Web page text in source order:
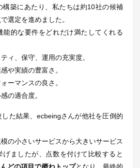
構築にあたり、私たちは約10社の候補
選定を進めました。
能的な要件をどれだけ満たしてくれる
ティ、保守、運用の充実度。
感や実績の豊富さ。
ーマンスの良さ。
の適合度。
た結果、ecbeingさんが他社を圧倒的
の小さいサービスから大きいサービス
げましたが、点数を付けて比較すると
どの項目で概ねトップとなり、最終的